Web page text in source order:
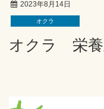
2023年8月14日
オクラ
オクラ 栄